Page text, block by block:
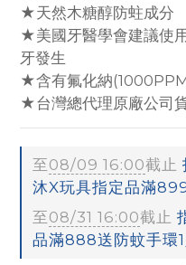
★天然木糖醇防蛀成分
★美國牙醫學會建議使
牙發生
★含有氟化納
★台灣總代理原廠公司
至08/09 16:00截止
沐X玩具指定品滿
至08/31 16:00截止
品滿888送防蚊手環